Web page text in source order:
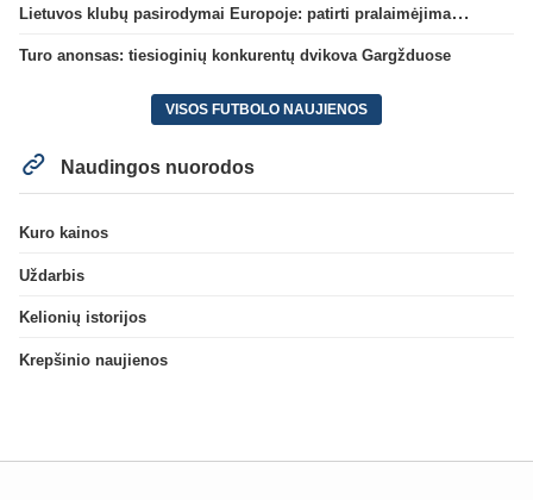
Lietuvos klubų pasirodymai Europoje: patirti pralaimėjimai Kroatijos atstovams
Turo anonsas: tiesioginių konkurentų dvikova Gargžduose
VISOS FUTBOLO NAUJIENOS
Naudingos nuorodos
Kuro kainos
Uždarbis
Kelionių istorijos
Krepšinio naujienos